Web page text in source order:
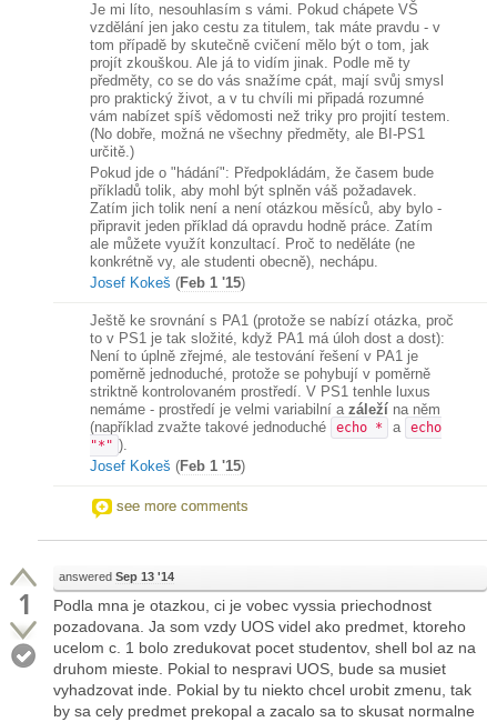
Je mi líto, nesouhlasím s vámi. Pokud chápete VŠ
vzdělání jen jako cestu za titulem, tak máte pravdu - v
tom případě by skutečně cvičení mělo být o tom, jak
projít zkouškou. Ale já to vidím jinak. Podle mě ty
předměty, co se do vás snažíme cpát, mají svůj smysl
pro praktický život, a v tu chvíli mi připadá rozumné
vám nabízet spíš vědomosti než triky pro projití testem.
(No dobře, možná ne všechny předměty, ale BI-PS1
určitě.)
Pokud jde o "hádání": Předpokládám, že časem bude
příkladů tolik, aby mohl být splněn váš požadavek.
Zatím jich tolik není a není otázkou měsíců, aby bylo -
připravit jeden příklad dá opravdu hodně práce. Zatím
ale můžete využít konzultací. Proč to neděláte (ne
konkrétně vy, ale studenti obecně), nechápu.
Josef Kokeš (Feb 1 '15)
Ještě ke srovnání s PA1 (protože se nabízí otázka, proč
to v PS1 je tak složité, když PA1 má úloh dost a dost):
Není to úplně zřejmé, ale testování řešení v PA1 je
poměrně jednoduché, protože se pohybují v poměrně
striktně kontrolovaném prostředí. V PS1 tenhle luxus
nemáme - prostředí je velmi variabilní a záleží na něm
(například zvažte takové jednoduché
echo * a echo
"*" ).
Josef Kokeš (Feb 1 '15)
see more comments
1
answered Sep 13 '14
Podla mna je otazkou, ci je vobec vyssia priechodnost
pozadovana. Ja som vzdy UOS videl ako predmet, ktoreho
ucelom c. 1 bolo zredukovat pocet studentov, shell bol az na
druhom mieste. Pokial to nespravi UOS, bude sa musiet
vyhadzovat inde. Pokial by tu niekto chcel urobit zmenu, tak
by sa cely predmet prekopal a zacalo sa to skusat normalne